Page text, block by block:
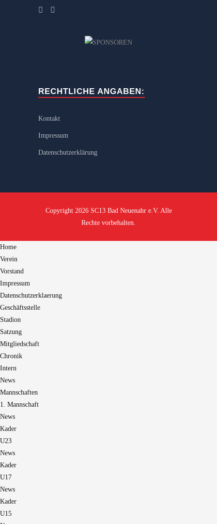
RECHTLICHE ANGABEN:
Kontakt
Impressum
Datenschutzerklärung
Copyright 2026 SC13 Bad Neuenahr e.V. Alle
Rechte vorbehalten.
Home
Verein
Vorstand
Impressum
Datenschutzerklaerung
Geschäftsstelle
Stadion
Satzung
Mitgliedschaft
Chronik
Intern
News
Mannschaften
1. Mannschaft
News
Kader
U23
News
Kader
U17
News
Kader
U15